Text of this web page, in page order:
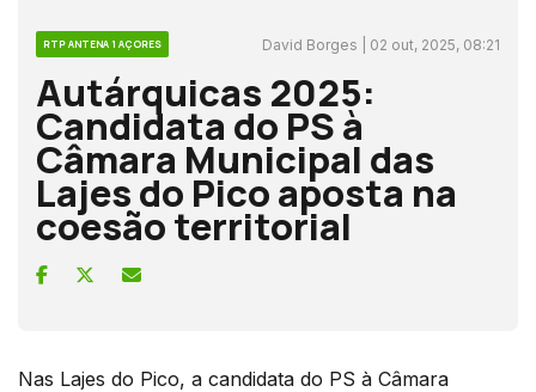
RTP ANTENA 1 AÇORES David Borges | 02 out, 2025, 08:21
Autárquicas 2025:
Candidata do PS à
Câmara Municipal das
Lajes do Pico aposta na
coesão territorial
Nas Lajes do Pico, a candidata do PS à Câmara